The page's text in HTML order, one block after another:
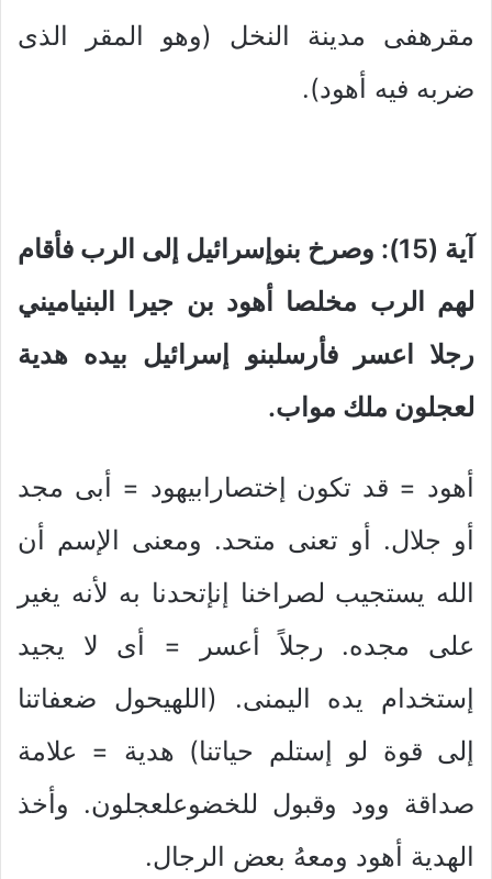
مقرهفى مدينة النخل (وهو المقر الذى
ضربه فيه أهود).
آية (15): وصرخ بنوإسرائيل إلى الرب فأقام
لهم الرب مخلصا أهود بن جيرا البنياميني
رجلا اعسر فأرسلبنو إسرائيل بيده هدية
لعجلون ملك مواب.
أهود = قد تكون إختصارابيهود = أبى مجد
أو جلال. أو تعنى متحد. ومعنى الإسم أن
الله يستجيب لصراخنا إنإتحدنا به لأنه يغير
على مجده. رجلاً أعسر = أى لا يجيد
إستخدام يده اليمنى. (اللهيحول ضعفاتنا
إلى قوة لو إستلم حياتنا) هدية = علامة
صداقة وود وقبول للخضوعلعجلون. وأخذ
الهدية أهود ومعهُ بعض الرجال.